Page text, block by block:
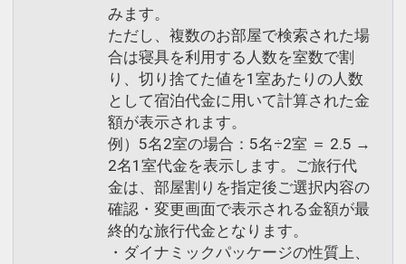
みます。
ただし、複数のお部屋で検索された場
合は寝具を利用する人数を室数で割
り、切り捨てた値を1室あたりの人数
として宿泊代金に用いて計算された金
額が表示されます。
例）5名2室の場合：5名÷2室 ＝ 2.5 →
2名1室代金を表示します。ご旅行代
金は、部屋割りを指定後ご選択内容の
確認・変更画面で表示される金額が最
終的な旅行代金となります。
・ダイナミックパッケージの性質上、